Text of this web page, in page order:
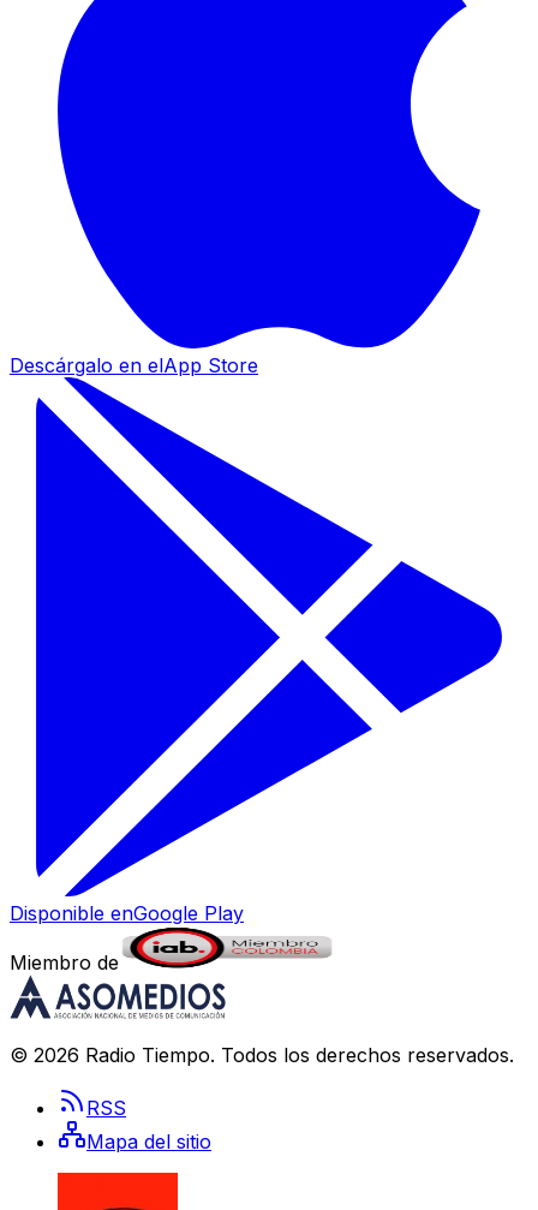
Descárgalo en elApp Store
Disponible enGoogle Play
Miembro de
© 2026 Radio Tiempo. Todos los derechos reservados.
RSS
Mapa del sitio